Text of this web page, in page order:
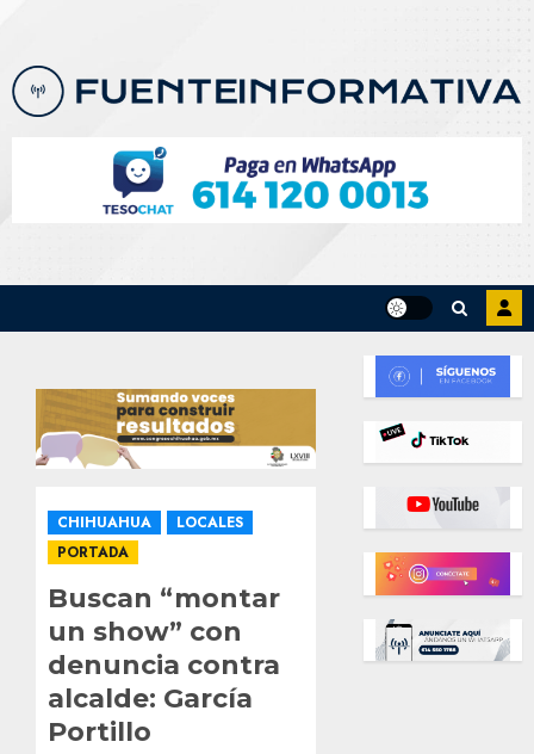
content
CHIHUAHUA
LOCALES
PORTADA
Buscan “montar
un show” con
denuncia contra
alcalde: García
Portillo